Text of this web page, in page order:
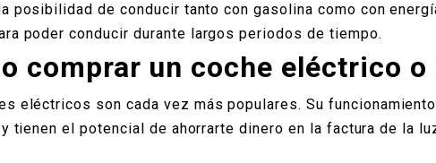
posibilidad de conducir tanto con gasolina como con
poder conducir durante largos periodos de tiempo.
comprar un coche eléctrico
eléctricos son cada vez más populares. Su
tienen el potencial de ahorrarte dinero en la factura de la